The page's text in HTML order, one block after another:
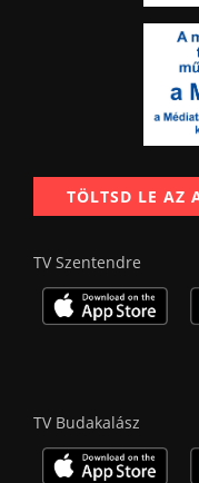
TÖLTSD LE AZ
TV Szentendre
TV Budakalász